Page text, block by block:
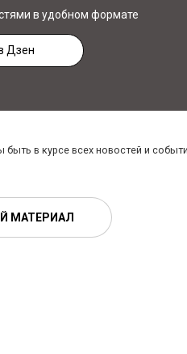
в удобном формате
Дзен
быть в курсе всех новостей и
МАТЕРИАЛ